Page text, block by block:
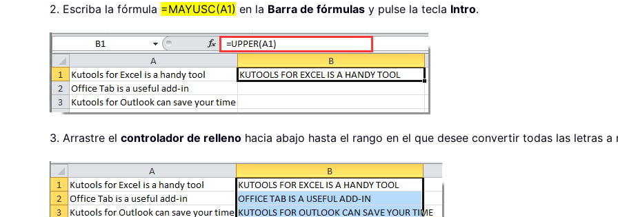
2. Escriba la fórmula =MAYUSC(A1) en la Barra de fórmulas y pulse la tecla Intro.
3. Arrastre el controlador de relleno hacia abajo hasta el rango en el que desee convertir todas las letras a